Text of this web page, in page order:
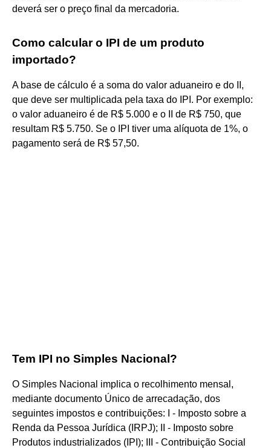
deverá ser o preço final da mercadoria.
Como calcular o IPI de um produto
importado?
A base de cálculo é a soma do valor aduaneiro e do II,
que deve ser multiplicada pela taxa do IPI. Por exemplo:
o valor aduaneiro é de R$ 5.000 e o II de R$ 750, que
resultam R$ 5.750. Se o IPI tiver uma alíquota de 1%, o
pagamento será de R$ 57,50.
Tem IPI no Simples Nacional?
O Simples Nacional implica o recolhimento mensal,
mediante documento Único de arrecadação, dos
seguintes impostos e contribuições: I - Imposto sobre a
Renda da Pessoa Jurídica (IRPJ); II - Imposto sobre
Produtos industrializados (IPI); III - Contribuição Social